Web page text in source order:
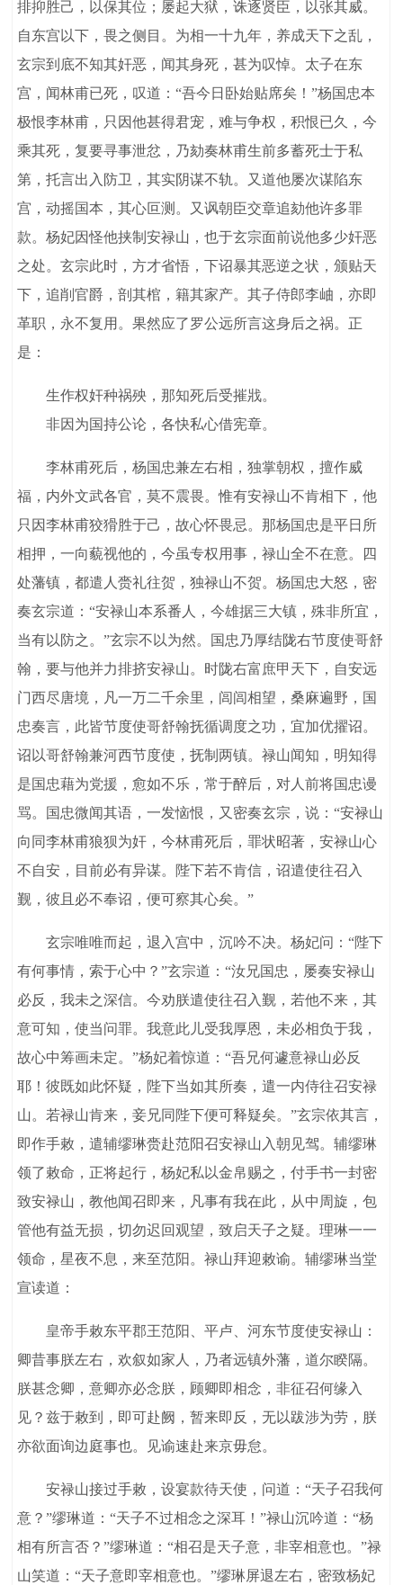
排抑胜己，以保其位；屡起大狱，诛逐贤臣，以张其威。
自东宫以下，畏之侧目。为相一十九年，养成天下之乱，
玄宗到底不知其奸恶，闻其身死，甚为叹悼。太子在东
宫，闻林甫已死，叹道：“吾今日卧始贴席矣！”杨国忠本
极恨李林甫，只因他甚得君宠，难与争权，积恨已久，今
乘其死，复要寻事泄忿，乃劾奏林甫生前多蓄死士于私
第，托言出入防卫，其实阴谋不轨。又道他屡次谋陷东
宫，动摇国本，其心叵测。又讽朝臣交章追劾他许多罪
款。杨妃因怪他挟制安禄山，也于玄宗面前说他多少奸恶
之处。玄宗此时，方才省悟，下诏暴其恶逆之状，颁贴天
下，追削官爵，剖其棺，籍其家产。其子侍郎李岫，亦即
革职，永不复用。果然应了罗公远所言这身后之祸。正
是：
生作权奸种祸殃，那知死后受摧戕。
非因为国持公论，各快私心借宪章。
李林甫死后，杨国忠兼左右相，独掌朝权，擅作威
福，内外文武各官，莫不震畏。惟有安禄山不肯相下，他
只因李林甫狡猾胜于己，故心怀畏忌。那杨国忠是平日所
相押，一向藐视他的，今虽专权用事，禄山全不在意。四
处藩镇，都遣人赍礼往贺，独禄山不贺。杨国忠大怒，密
奏玄宗道：“安禄山本系番人，今雄据三大镇，殊非所宜，
当有以防之。”玄宗不以为然。国忠乃厚结陇右节度使哥舒
翰，要与他并力排挤安禄山。时陇右富庶甲天下，自安远
门西尽唐境，凡一万二千余里，闾闾相望，桑麻遍野，国
忠奏言，此皆节度使哥舒翰抚循调度之功，宜加优擢诏。
诏以哥舒翰兼河西节度使，抚制两镇。禄山闻知，明知得
是国忠藉为党援，愈如不乐，常于醉后，对人前将国忠谩
骂。国忠微闻其语，一发恼恨，又密奏玄宗，说：“安禄山
向同李林甫狼狈为奸，今林甫死后，罪状昭著，安禄山心
不自安，目前必有异谋。陛下若不肯信，诏遣使往召入
觐，彼且必不奉诏，便可察其心矣。”
玄宗唯唯而起，退入宫中，沉吟不决。杨妃问：“陛下
有何事情，索于心中？”玄宗道：“汝兄国忠，屡奏安禄山
必反，我未之深信。今劝朕遣使往召入觐，若他不来，其
意可知，使当问罪。我意此儿受我厚恩，未必相负于我，
故心中筹画未定。”杨妃着惊道：“吾兄何遽意禄山必反
耶！彼既如此怀疑，陛下当如其所奏，遣一内侍往召安禄
山。若禄山肯来，妾兄同陛下便可释疑矣。”玄宗依其言，
即作手敕，遣辅缪琳赍赴范阳召安禄山入朝见驾。辅缪琳
领了敕命，正将起行，杨妃私以金帛赐之，付手书一封密
致安禄山，教他闻召即来，凡事有我在此，从中周旋，包
管他有益无损，切勿迟回观望，致启天子之疑。理琳一一
领命，星夜不息，来至范阳。禄山拜迎敕谕。辅缪琳当堂
宣读道：
皇帝手敕东平郡王范阳、平卢、河东节度使安禄山：
卿昔事朕左右，欢叙如家人，乃者远镇外藩，道尔睽隔。
朕甚念卿，意卿亦必念朕，顾卿即相念，非征召何缘入
见？兹于敕到，即可赴阙，暂来即反，无以跋涉为劳，朕
亦欲面询边庭事也。见谕速赴来京毋怠。
安禄山接过手敕，设宴款待天使，问道：“天子召我何
意？”缪琳道：“天子不过相念之深耳！”禄山沉吟道：“杨
相有所言否？”缪琳道：“相召是天子意，非宰相意也。”禄
山笑道：“天子意即宰相意也。”缪琳屏退左右，密致杨妃